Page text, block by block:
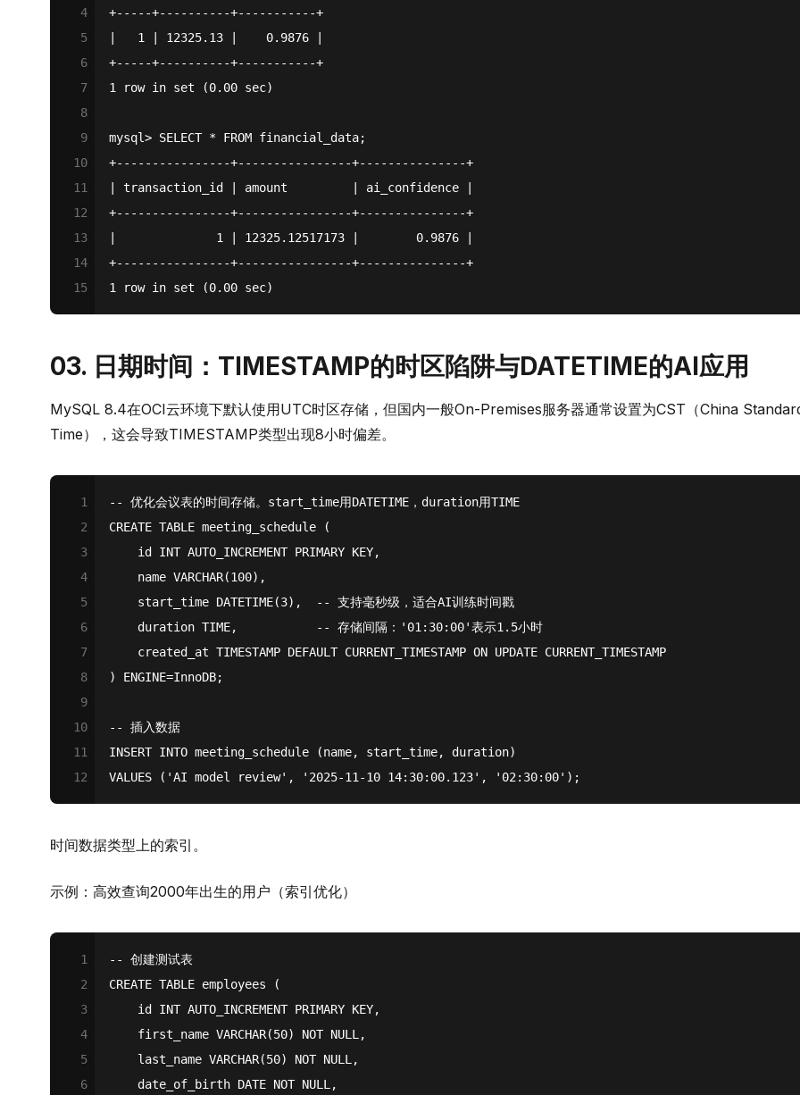
4
5
6
7
8
9
10
11
12
13
14
15
+-----+----------+-----------+
|   1 | 12325.13 |    0.9876 |
+-----+----------+-----------+
1 row in set (0.00 sec)
mysql> SELECT * FROM financial_data;
+----------------+----------------+---------------+
| transaction_id | amount         | ai_confidence |
+----------------+----------------+---------------+
|              1 | 12325.12517173 |        0.9876 |
+----------------+----------------+---------------+
1 row in set (0.00 sec)
03. 日期时间：TIMESTAMP的时区陷阱与DATETIME的AI应用
MySQL 8.4在OCI云环境下默认使用UTC时区存储，但国内一般On-Premises服务器通常设置为CST（China
Time），这会导致TIMESTAMP类型出现8小时偏差。
1
2
3
4
5
6
7
8
9
10
11
12
-- 优化会议表的时间存储。start_time用DATETIME，duration用TIME
CREATE TABLE meeting_schedule (
    id
INT AUTO_INCREMENT PRIMARY KEY,
    name
VARCHAR(100),
    start_time DATETIME(
3),
-- 支持毫秒级，适合AI训练时间戳
    duration
TIME,
-- 存储间隔：'01:30:00'表示1.5小时
    created_at
TIMESTAMP DEFAULT CURRENT_TIMESTAMP ON UPDATE CURRENT_TIMESTAMP
) ENGINE=InnoDB;
-- 插入数据
INSERT INTO meeting_schedule (name, start_time, duration)
VALUES ( 'AI model review' , '2025-11-10 14:30:00.123' , '02:30:00' );
时间数据类型上的索引。
示例：高效查询2000年出生的用户（索引优化）
1
2
3
4
5
6
-- 创建测试表
CREATE TABLE employees (
    id INT AUTO_INCREMENT PRIMARY KEY,
    first_name VARCHAR(50) NOT NULL,
    last_name VARCHAR(50) NOT NULL,
    date_of_birth DATE NOT NULL,